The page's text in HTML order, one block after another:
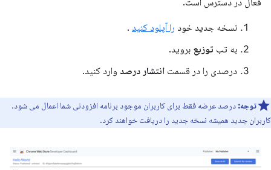
نسخه جدید خود را آپلود کنید .
به تب توزیع بروید.
درصدی را در قسمت انتشار درصد وارد کنید.
توجه: درصد عرضه فقط برای کاربران موجود برنامه افزودنی شما اعمال می شود.
کاربران جدید همیشه نسخه جدید را دریافت خواهند کرد.